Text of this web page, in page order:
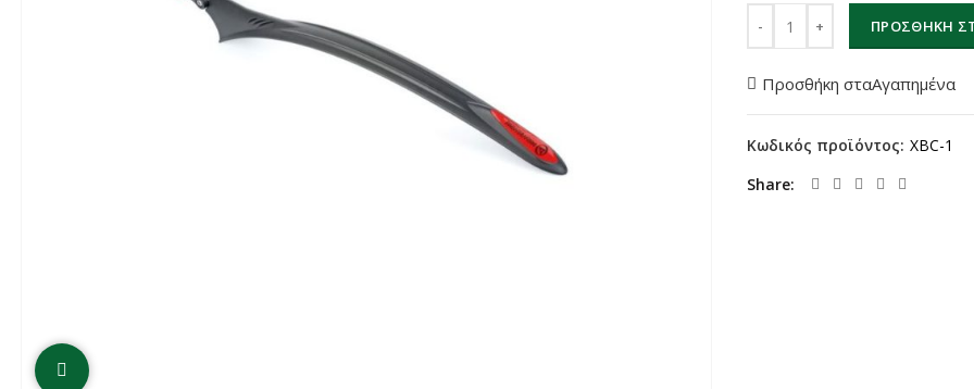
ΠΡΟΣΘΉΚΗ
Προσθήκη σταΑγαπημένα
Κωδικός προϊόντος: XBC-1
Share